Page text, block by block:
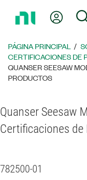
página
principal
Mi
PÁGINA PRINCIPAL
CERTIFICACIONES DE
QUANSER SEESAW
PRODUCTOS
Quanser Seesaw
Certificaciones
782500-01